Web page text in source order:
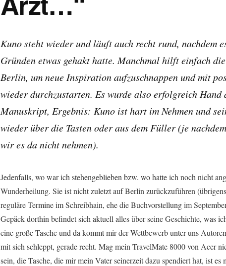
Kuno steht wieder und läuft auch recht rund, nachdem
Gründen etwas gehakt hatte. Manchmal hilft einfach
Berlin, um neue Inspiration aufzuschnappen und mit
wieder durchzustarten. Es wurde also erfolgreich Hand
Manuskript, Ergebnis: Kuno ist hart im Nehmen und
wieder über die Tasten oder aus dem Füller (je
wir es da nicht nehmen).
Jedenfalls, wo war ich stehengeblieben bzw. wo hatte ich noch nicht
Wunderheilung. Sie ist nicht zuletzt auf Berlin zurückzuführen
reguläre Termine im Schreibhain, ehe die Buchvorstellung im
Gepäck dorthin befindet sich aktuell alles über seine Geschichte, was
eine große Tasche und da kommt mir der Wettbewerb unter uns
mit sich schleppt, gerade recht. Mag mein TravelMate 8000 von Acer
sein, die Tasche, die mir mein Vater seinerzeit dazu spendiert hat, ist es